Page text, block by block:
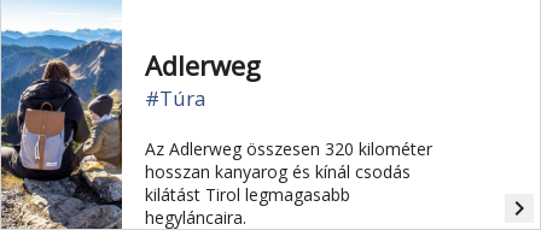
Adlerweg
#Túra
Az Adlerweg összesen 320 kilométer
hosszan kanyarog és kínál csodás
kilátást Tirol legmagasabb
hegyláncaira.
navigate_next